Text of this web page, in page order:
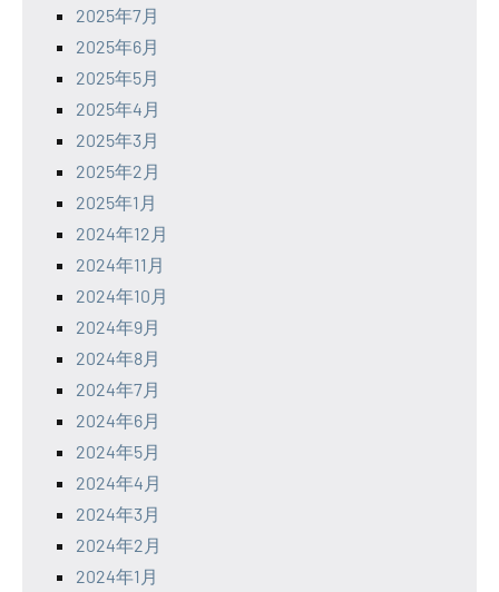
2025年7月
2025年6月
2025年5月
2025年4月
2025年3月
2025年2月
2025年1月
2024年12月
2024年11月
2024年10月
2024年9月
2024年8月
2024年7月
2024年6月
2024年5月
2024年4月
2024年3月
2024年2月
2024年1月